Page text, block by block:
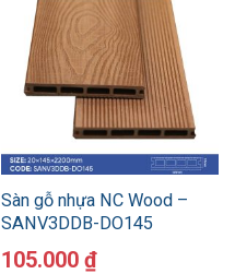
Sàn gỗ nhựa NC Wood –
SANV3DDB-DO145
105.000 ₫